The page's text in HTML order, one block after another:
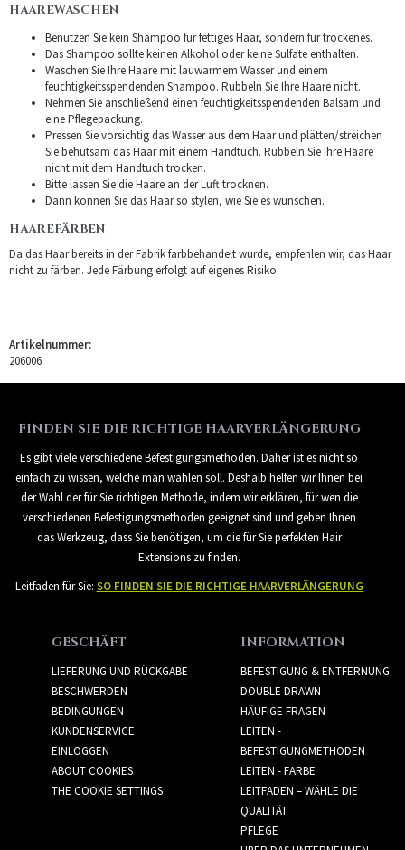
HAAREWASCHEN
Benutzen Sie kein Shampoo für fettiges Haar, sondern für trockenes.
Das Shampoo sollte keinen Alkohol oder keine Sulfate enthalten.
Waschen Sie Ihre Haare mit lauwarmem Wasser und einem
feuchtigkeitsspendenden Shampoo. Rubbeln Sie Ihre Haare nicht.
Nehmen Sie anschließend einen feuchtigkeitsspendenden Balsam und
eine Pflegepackung.
Pressen Sie vorsichtig das Wasser aus dem Haar und plätten/streichen
Sie behutsam das Haar mit einem Handtuch. Rubbeln Sie Ihre Haare
nicht mit dem Handtuch trocken.
Bitte lassen Sie die Haare an der Luft trocknen.
Dann können Sie das Haar so stylen, wie Sie es wünschen.
HAAREFÄRBEN
Da das Haar bereits in der Fabrik farbbehandelt wurde, empfehlen wir, das Haar
nicht zu färben. Jede Färbung erfolgt auf eigenes Risiko.
Artikelnummer:
206006
FINDEN SIE DIE RICHTIGE HAARVERLÄNGERUNG
Es gibt viele verschiedene Befestigungsmethoden. Daher ist es nicht so
einfach zu wissen, welche man wählen soll. Deshalb helfen wir Ihnen bei
der Wahl der für Sie richtigen Methode, indem wir erklären, für wen die
verschiedenen Befestigungsmethoden geeignet sind und geben Ihnen
das Werkzeug, dass Sie benötigen, um die für Sie perfekten Hair
Extensions zu finden.
Leitfaden für Sie: SO FINDEN SIE DIE RICHTIGE HAARVERLÄNGERUNG
GESCHÄFT
LIEFERUNG UND RÜCKGABE
BESCHWERDEN
BEDINGUNGEN
KUNDENSERVICE
EINLOGGEN
ABOUT COOKIES
THE COOKIE SETTINGS
INFORMATION
BEFESTIGUNG & ENTFERNUNG
DOUBLE DRAWN
HÄUFIGE FRAGEN
LEITEN -
BEFESTIGUNGMETHODEN
LEITEN - FARBE
LEITFADEN – WÄHLE DIE
QUALITÄT
PFLEGE